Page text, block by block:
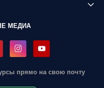
МЕДИА
прямо на свою почту